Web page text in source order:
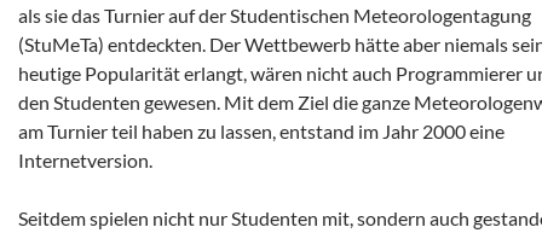
als sie das Turnier auf der Studentischen Meteorologentagung
(StuMeTa) entdeckten. Der Wettbewerb hätte aber niemals
heutige Popularität erlangt, wären nicht auch Programmierer
den Studenten gewesen. Mit dem Ziel die ganze
am Turnier teil haben zu lassen, entstand im Jahr 2000 eine
Internetversion.
Seitdem spielen nicht nur Studenten mit, sondern auch